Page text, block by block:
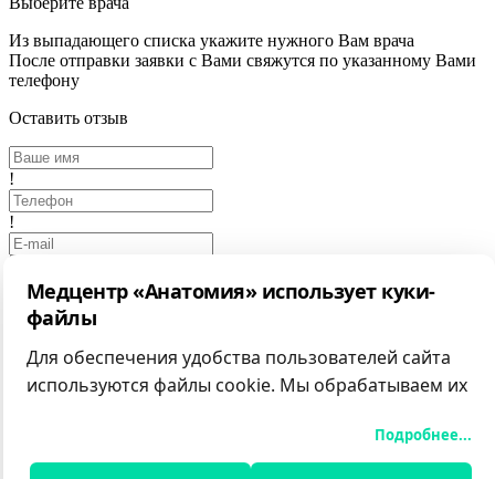
Из выпадающего списка укажите нужного Вам врача
После отправки заявки с Вами свяжутся по указанному Вами
телефону
Оставить отзыв
!
!
Отправить Отмена
Заказ обратного звонка
Медцентр «Анатомия» использует куки-
файлы
Для обеспечения удобства пользователей сайта
используются файлы cookie. Мы обрабатываем их
Вы можете принять все файлы cookie, отклонить
Подробнее...